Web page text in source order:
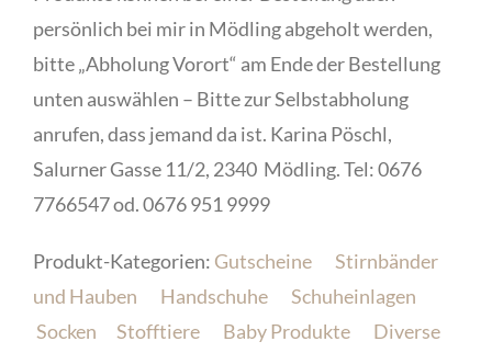
persönlich bei mir in Mödling abgeholt werden,
bitte „Abholung Vorort“ am Ende der Bestellung
unten auswählen – Bitte zur Selbstabholung
anrufen, dass jemand da ist. Karina Pöschl,
Salurner Gasse 11/2, 2340 Mödling. Tel: 0676
7766547 od. 0676 951 9999
Produkt-Kategorien: Gutscheine
Stirnbänder
und Hauben
Handschuhe
Schuheinlagen
Socken
Stofftiere Baby Produkte
Diverse